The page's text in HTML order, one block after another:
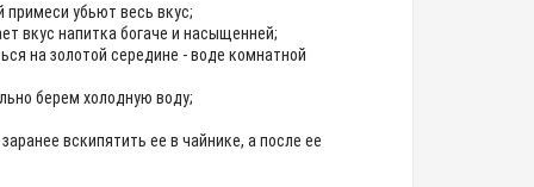
примеси убьют весь вкус;
вкус напитка богаче и насыщенней;
на золотой середине - воде комнатной
берем холодную воду;
вскипятить ее в чайнике, а после ее